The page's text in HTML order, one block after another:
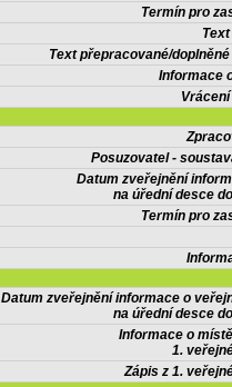
Termín pro
Text přepracované/
Informace
Posuzovatel -
Datum zveřejnění
na úřední desce
Termín pro
Datum zveřejnění informace o
na úřední desce
Informace o
1.
Zápis z 1.